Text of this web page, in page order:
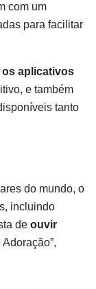
com um
para facilitar
os aplicativos
e também
tanto
do mundo, o
incluindo
de ouvir